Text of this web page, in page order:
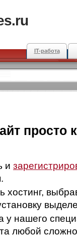
IT-работа
просто
и
хостинг,
у нашего
любой